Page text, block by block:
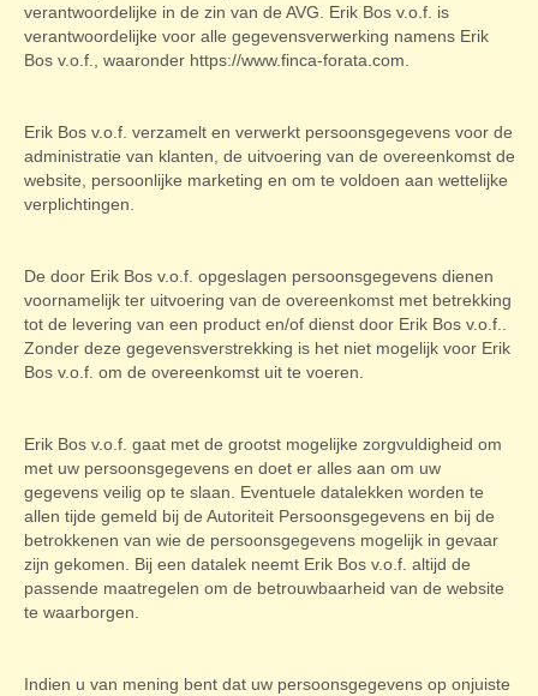
verantwoordelijke in de zin van de AVG. Erik Bos v.o.f. is
verantwoordelijke voor alle gegevensverwerking namens Erik
Bos v.o.f., waaronder https://www.finca-forata.com.
Erik Bos v.o.f. verzamelt en verwerkt persoonsgegevens voor de
administratie van klanten, de uitvoering van de overeenkomst de
website, persoonlijke marketing en om te voldoen aan wettelijke
verplichtingen.
De door Erik Bos v.o.f. opgeslagen persoonsgegevens dienen
voornamelijk ter uitvoering van de overeenkomst met betrekking
tot de levering van een product en/of dienst door Erik Bos v.o.f..
Zonder deze gegevensverstrekking is het niet mogelijk voor Erik
Bos v.o.f. om de overeenkomst uit te voeren.
Erik Bos v.o.f. gaat met de grootst mogelijke zorgvuldigheid om
met uw persoonsgegevens en doet er alles aan om uw
gegevens veilig op te slaan. Eventuele datalekken worden te
allen tijde gemeld bij de Autoriteit Persoonsgegevens en bij de
betrokkenen van wie de persoonsgegevens mogelijk in gevaar
zijn gekomen. Bij een datalek neemt Erik Bos v.o.f. altijd de
passende maatregelen om de betrouwbaarheid van de website
te waarborgen.
Indien u van mening bent dat uw persoonsgegevens op onjuiste